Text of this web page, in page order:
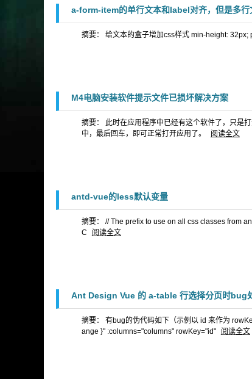
a-form-item的单行文本和label对齐，但是多行
摘要： 给文本的盒子增加css样式 min-height: 32px;
M4电脑安装软件提示文件已损坏解决方案
摘要： 此时在应用程序中已经有这个软件了，只是
中，最后回车，即可正常打开应用了。
阅读全文
antd-vue的less默认变量
摘要： // The prefix to use on all css classes from
C
阅读全文
Ant Design Vue 的 a-table 行选择分页时bug
摘要： 有bug的伪代码如下（示例以 id 来作为
ange }" :columns="columns" rowKey="id"
阅读全文